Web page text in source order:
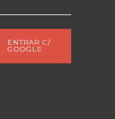
ENTRAR C/
GOOGLE